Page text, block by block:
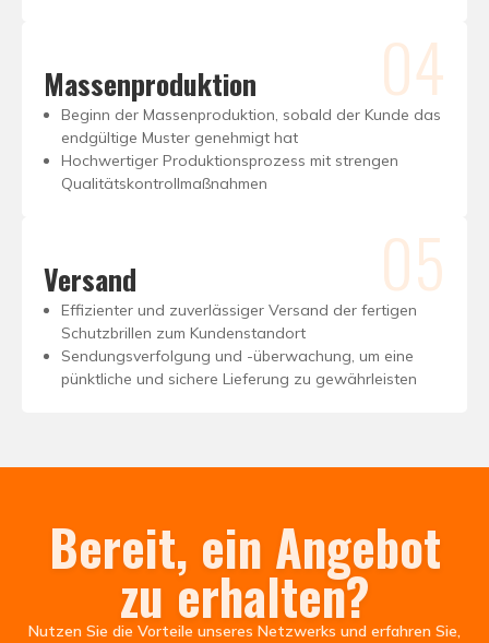
04
Massenproduktion
Beginn der Massenproduktion, sobald der Kunde das
endgültige Muster genehmigt hat
Hochwertiger Produktionsprozess mit strengen
Qualitätskontrollmaßnahmen
05
Versand
Effizienter und zuverlässiger Versand der fertigen
Schutzbrillen zum Kundenstandort
Sendungsverfolgung und -überwachung, um eine
pünktliche und sichere Lieferung zu gewährleisten
Bereit, ein Angebot
zu erhalten?
Nutzen Sie die Vorteile unseres Netzwerks und erfahren Sie,